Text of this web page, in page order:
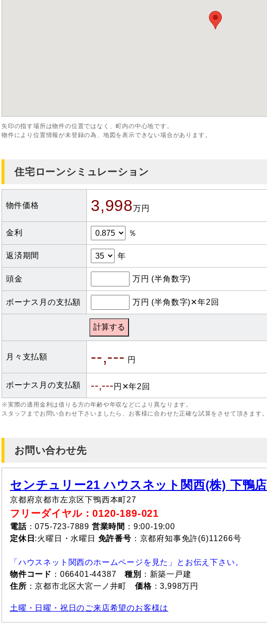
矢印の指す場所は物件の位置ではなく、町内の中心地です。
物件により位置情報が未登録の為、地図を表示できない場合があります。
住宅ローンシミュレーション
物件価格 3,998万円
金利 ％
返済期間 年
頭金 万円 (半角数字)
ボーナス月の支払額 万円 (半角数字)✕年2回
月々支払額 --,--- 円
ボーナス月の支払額 --,---円✕年2回
※実際の適用金利は借りる方の年齢や年収などにより異なります。
スタッフまでお問い合わせ下さいましたら、お客様に合わせた正確な試算をさせて頂きます。
お問い合わせ先
センチュリー21 ハウスネット関西(株) 下鴨店
京都府京都市左京区下鴨西本町27
フリーダイヤル：0120-189-021
電話：075-723-7889 営業時間 ：9:00-19:00
定休日 :火曜日・水曜日 免許番号 ：京都府知事免許(6)11266号
「ハウスネット関西のホームページを見た」とお伝え下さい。
物件コード ：066401-44387 種別
：新築一戸建
住所 ：京都市北区大宮一ノ井町価格：3,998万円
土曜・日曜・祝日のご来店希望のお客様は